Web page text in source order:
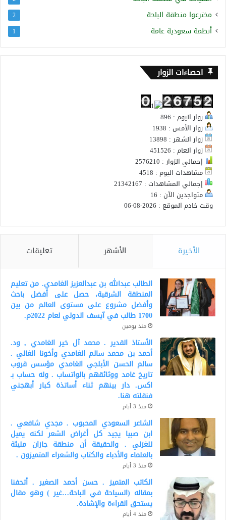
مخترعوا منطقة الباحة 2
أنظمة سعودية عامة 1
احصاءات الزوار
زوار اليوم : 896
زوار الأمس : 1938
زوار الشهر : 13898
زوار العام : 451526
إجمالي الزوار : 2576210
مشاهدات اليوم : 4518
إجمالي المشاهدات : 21342167
متواجدين الآن : 16
وقت خادم الموقع : 2026-08-06
الأخيرة الأشهر تعليقات
الطالب عبدالله بن عبدالعزيز الغامدي. من تعليم
المنطقة الشرقية، حصل على أفضل باحث
وأفضل مشروع على مستوى العالم من بين
1700 طالب في آيسف الدولي لعام 2022م.
منذ يومين
الأستاذ القدير . محمد آل خير الغامدي , ود.
أحمد بن محمد سالم الغامدي وأخونا الغالي .
سالم الحسن الأبلجي الغامدي مؤسس قروب
تاريخ غامد ووثائقهم بالواتساب . وله حساب بـ
اكس. دار بينهم ثناء أساتذة كبار أبهجني
فنقلته هنا.
منذ 3 أيام
الشاعر السعودي المحبوب . مجدي شافعي .
ابن صبيا يجيد كل أغراض الشعر لكنه يميل
للغزلي . والحقيقة أن منطقة جازان مليئة
بالعلماء والأدباء والكتاب والشعراء المتميزون .
منذ 3 أيام
الكاتب المتميز . حسن أحمد الصغير . أتحفنا
بمقاله (السياحة في الباحة…غير ) وهو مقال
يستحق القراءة والإشادة.
منذ 4 أيام